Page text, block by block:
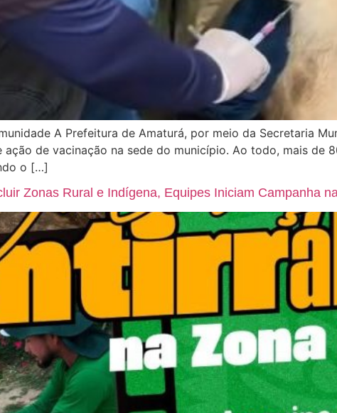
A Prefeitura de Amaturá, por meio da Secretaria
de vacinação na sede do município. Ao todo, mais de
o […]
Zonas Rural e Indígena, Equipes Iniciam Campanha